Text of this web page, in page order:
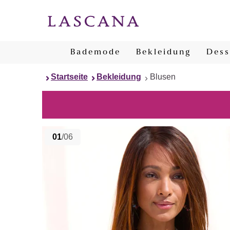
Bademode Bekleidung
Startseite Bekleidung Blusen
01/06